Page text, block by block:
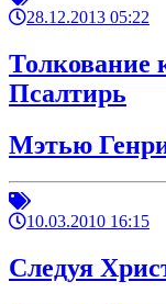
28.12.2013 05:22
Толкование
Псалтирь
Мэтью
10.03.2010 16:15
Следуя